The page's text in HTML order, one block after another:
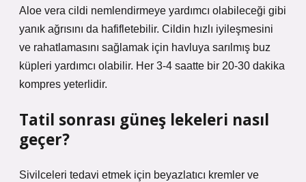
Aloe vera cildi nemlendirmeye yardımcı olabileceği gibi
yanık ağrısını da hafifletebilir. Cildin hızlı iyileşmesini
ve rahatlamasını sağlamak için havluya sarılmış buz
küpleri yardımcı olabilir. Her 3-4 saatte bir 20-30 dakika
kompres yeterlidir.
Tatil sonrası güneş lekeleri nasıl
geçer?
Sivilceleri tedavi etmek için beyazlatıcı kremler ve